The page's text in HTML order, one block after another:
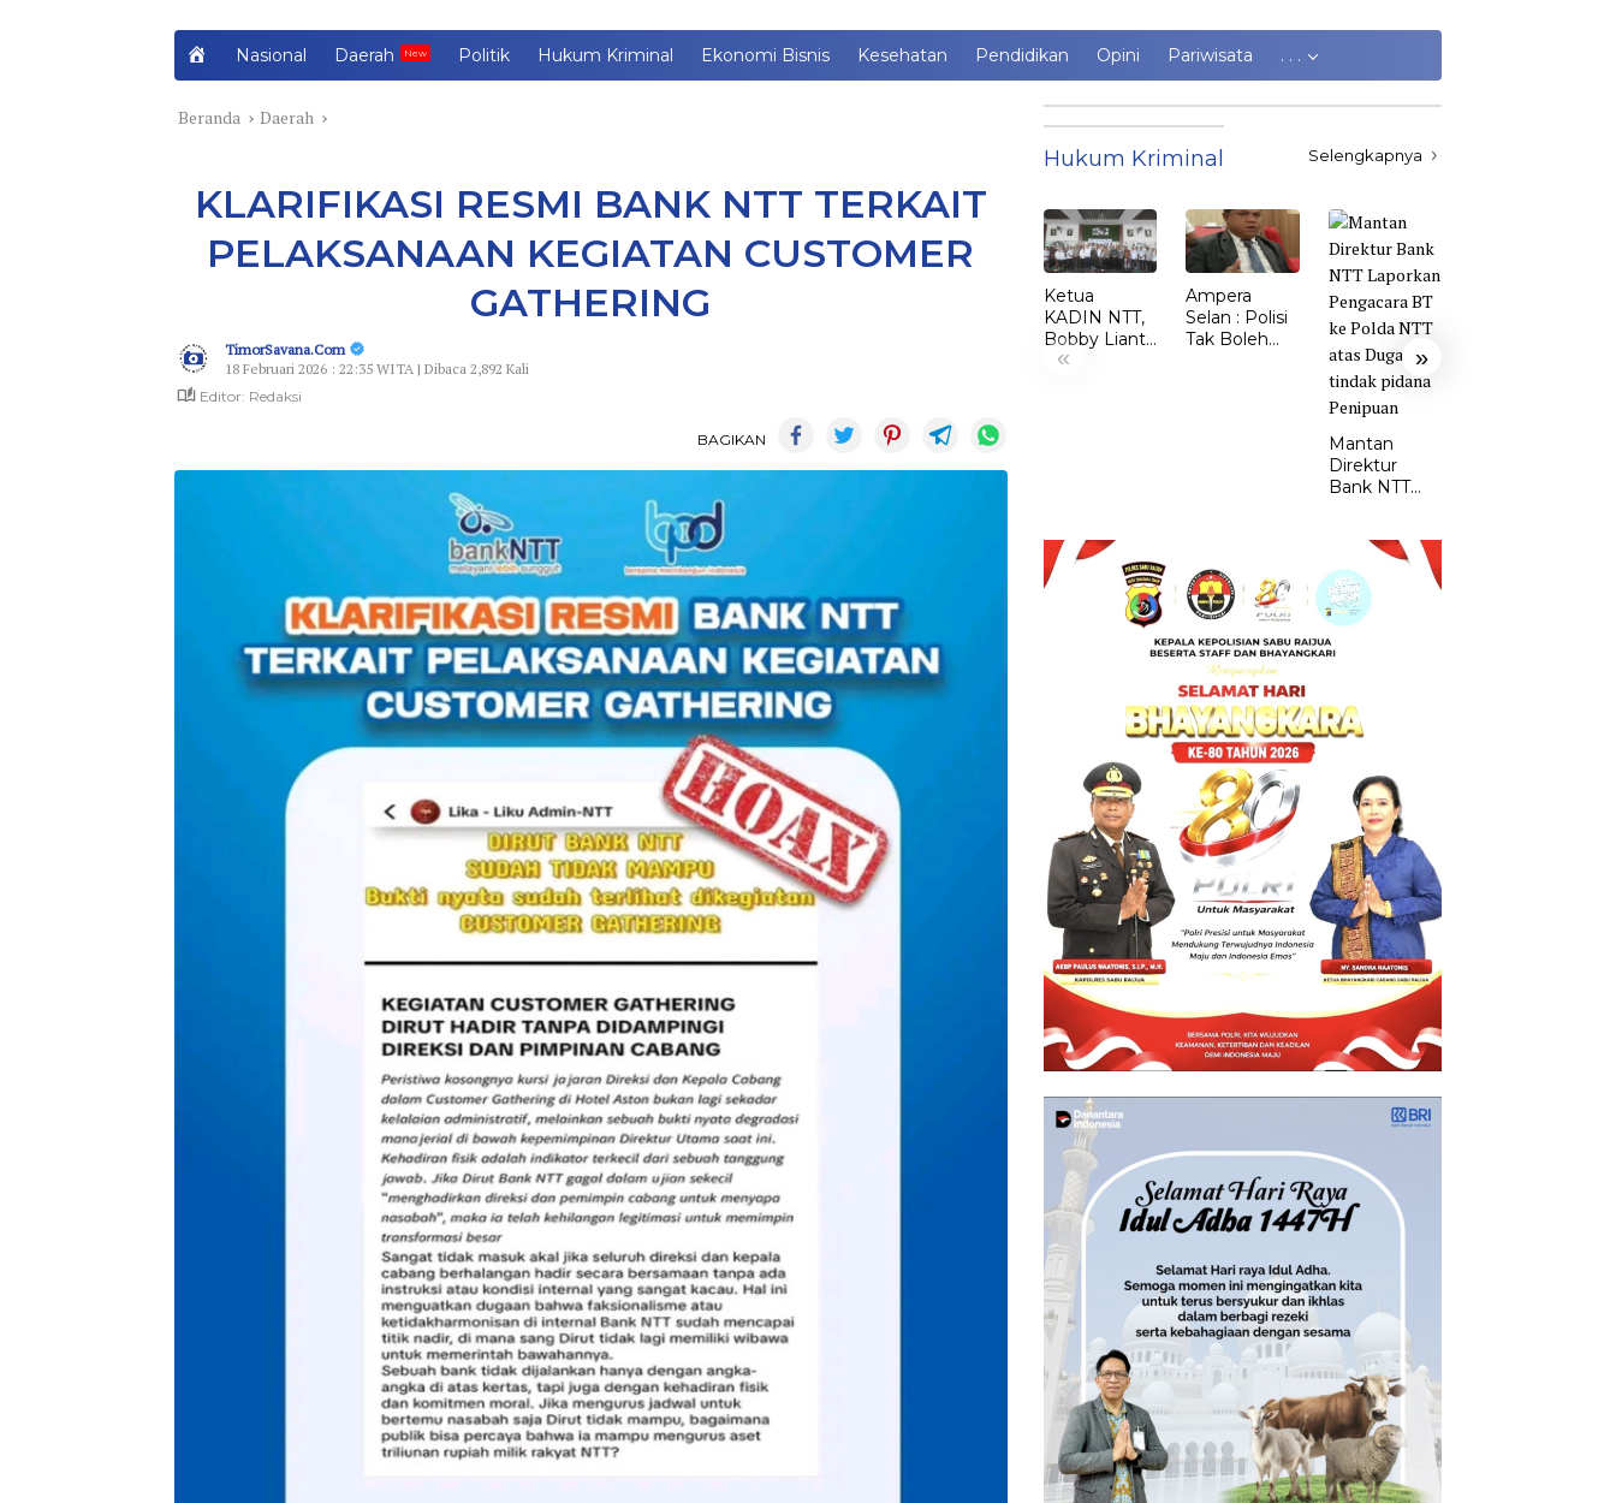
o
e
Nasional Daerah Politik Hukum Kriminal Ekonomi Bisnis Kesehatan Pendidikan Opini Pariwisata . . .
Beranda Daerah
KLARIFIKASI RESMI BANK NTT TERKAIT
PELAKSANAAN KEGIATAN CUSTOMER
GATHERING
TimorSavana.Com
18 Februari 2026 : 22:35 WITA | Dibaca 2,892 Kali
Editor: Redaksi
BAGIKAN
Hukum Kriminal Selengkapnya
« »
Ketua
KADIN NTT,
Bobby Lianto
Lantik dr.
Ampera
Selan : Polisi
Tak Boleh
Mantan
Direktur
Bank NTT
NTT atas
Dugaan
tindak pidana
Penipuan